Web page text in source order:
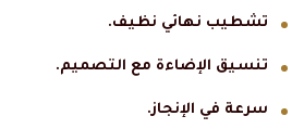
تشطيب نهائي نظيف.
تنسيق الإضاءة مع التصميم.
سرعة في الإنجاز.